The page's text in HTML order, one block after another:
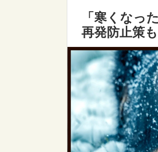
「寒くなっ
再発防止策